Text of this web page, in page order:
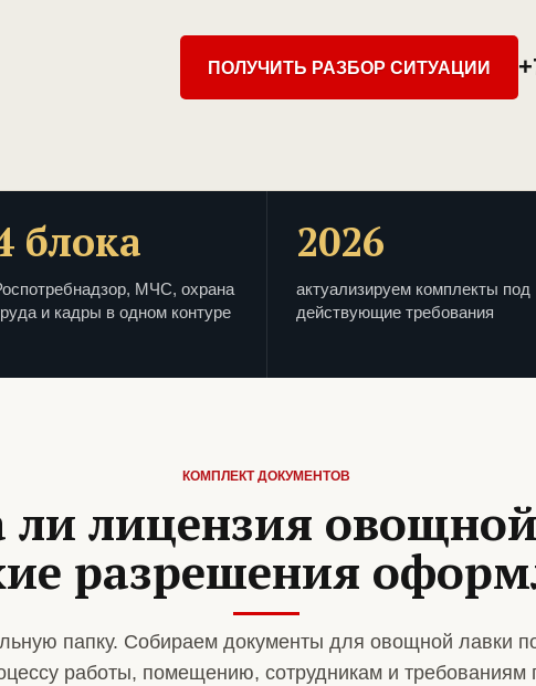
ПОЛУЧИТЬ РАЗБОР СИТУАЦИИ
блока
МЧС, охрана
и кадры в одном контуре
2026
актуализируем комплекты под
действующие требования
КОМПЛЕКТ ДОКУМЕНТОВ
лицензия
разрешения
папку. Собираем документы для овощной лавки
работы, помещению, сотрудникам и требованиям